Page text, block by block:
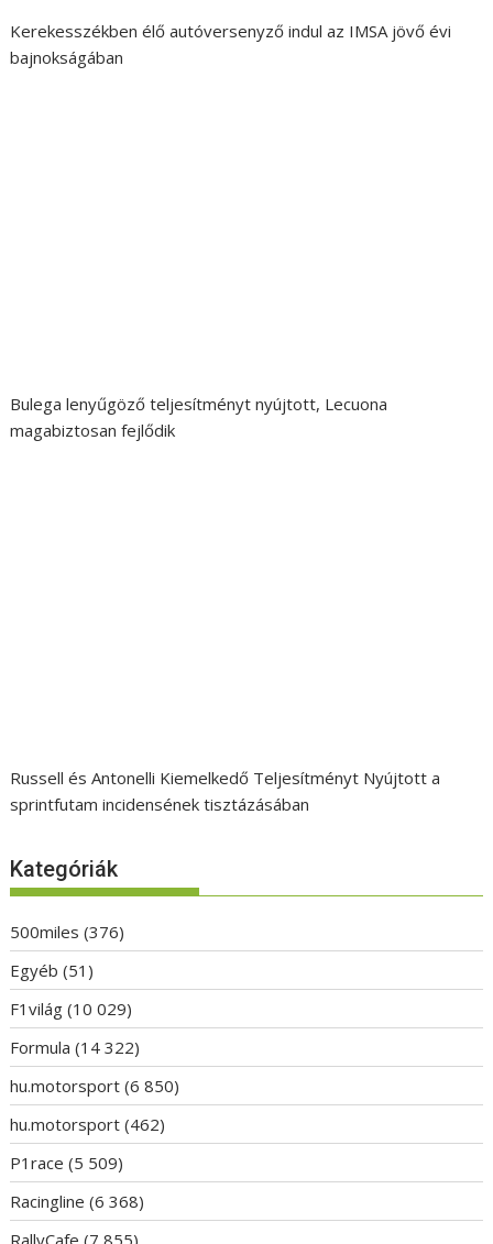
Kerekesszékben élő autóversenyző indul az IMSA jövő évi
bajnokságában
Bulega lenyűgöző teljesítményt nyújtott, Lecuona
magabiztosan fejlődik
Russell és Antonelli Kiemelkedő Teljesítményt Nyújtott a
sprintfutam incidensének tisztázásában
Kategóriák
500miles (376)
Egyéb (51)
F1világ (10 029)
Formula (14 322)
hu.motorsport (6 850)
hu.motorsport (462)
P1race (5 509)
Racingline (6 368)
RallyCafe (7 855)